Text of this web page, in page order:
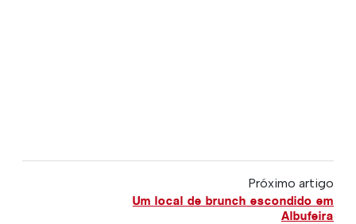
Próximo artigo
Um local de brunch escondido em
Albufeira